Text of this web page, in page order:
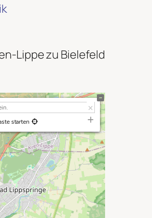
Lippe zu Bielefeld
starten